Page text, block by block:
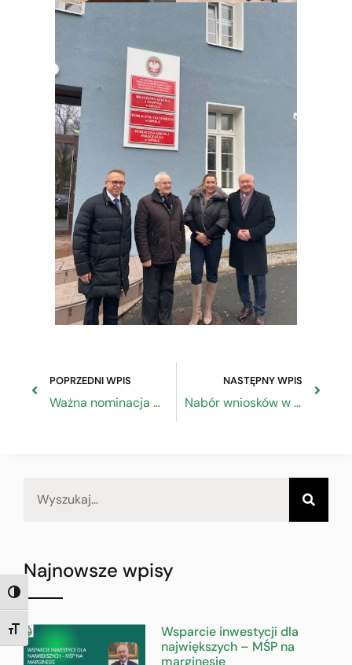
TOGGLE HIGH CONTRAST
TOGGLE FONT SIZE
POPRZEDNI WPIS
Ważna nominacja dla interesów przedsiębiorców
NASTĘPNY WPIS
Nabór wniosków w ramach konkursu „Budowanie zdolności partnerów społecznych w zakresie stanowienia oraz monitorowania prawa i polityk publicznych (cz. II)”
Najnowsze wpisy
Wsparcie inwestycji dla
największych – MŚP na